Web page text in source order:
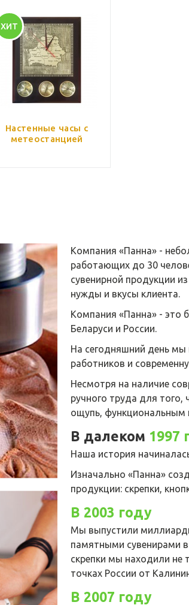
ХИТ
Настенные часы с
метеостанцией
Компания «Панна» -
работающих до 30
сувенирной продукции
нужды и вкусы клиента.
Компания «Панна» - это
Беларуси и России.
На сегодняшний день
работников и
Несмотря на наличие
ручного труда для
ощупь, функциональным
В далеком 1997
Наша история
Изначально «Панна»
продукции: скрепки,
В 2003 году
Мы выпустили
памятными сувенирами в
скрепки мы находили не
точках России от
В 2007 году